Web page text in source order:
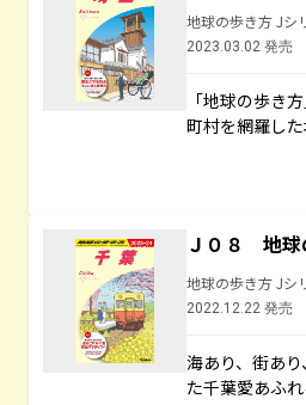
地球の歩き方 Jシ
2023.03.02 発売
「地球の歩き
町村を網羅し
Ｊ０８ 地
地球の歩き方 Jシ
2022.12.22 発売
海あり、街あ
た千葉愛あふ